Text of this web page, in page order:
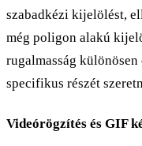
szabadkézi kijelölést,
még poligon alakú
rugalmasság
specifikus részét
Videórögzítés és GIF